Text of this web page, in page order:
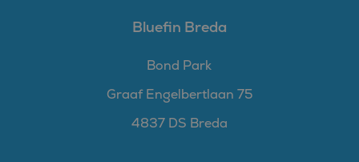
Bluefin Breda
Bond Park
Graaf Engelbertlaan 75
4837 DS Breda